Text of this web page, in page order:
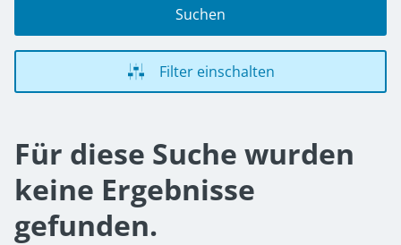
Suchen
Filter einschalten
Für diese Suche wurden
keine Ergebnisse
gefunden.